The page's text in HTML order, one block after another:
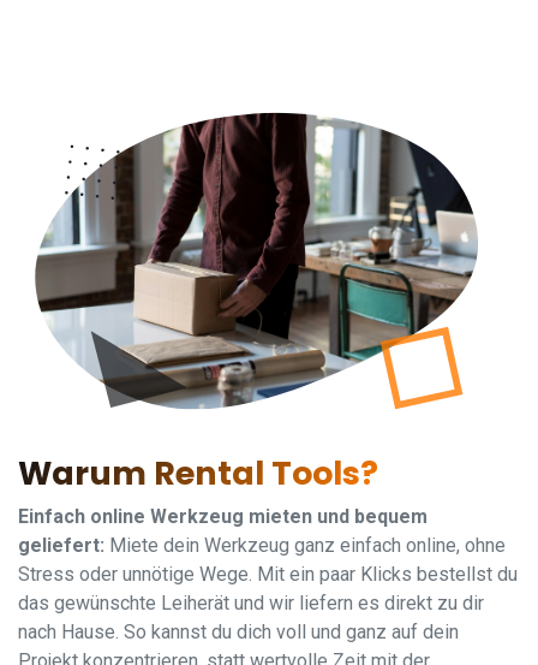
Warum Rental Tools?
Einfach online Werkzeug mieten und bequem
geliefert: Miete dein Werkzeug ganz einfach online, ohne
Stress oder unnötige Wege. Mit ein paar Klicks bestellst du
das gewünschte Leiherät und wir liefern es direkt zu dir
nach Hause. So kannst du dich voll und ganz auf dein